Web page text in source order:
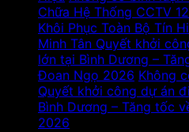
Chữa Hệ Thống CCTV
Khôi Phục Toàn Bộ Tín
Minh Tân Quyết khởi
lớn tại Bình Dương –
Đoan Ngọ 2026 Không
Quyết khởi công dự án
Bình Dương – Tăng tốc
2026